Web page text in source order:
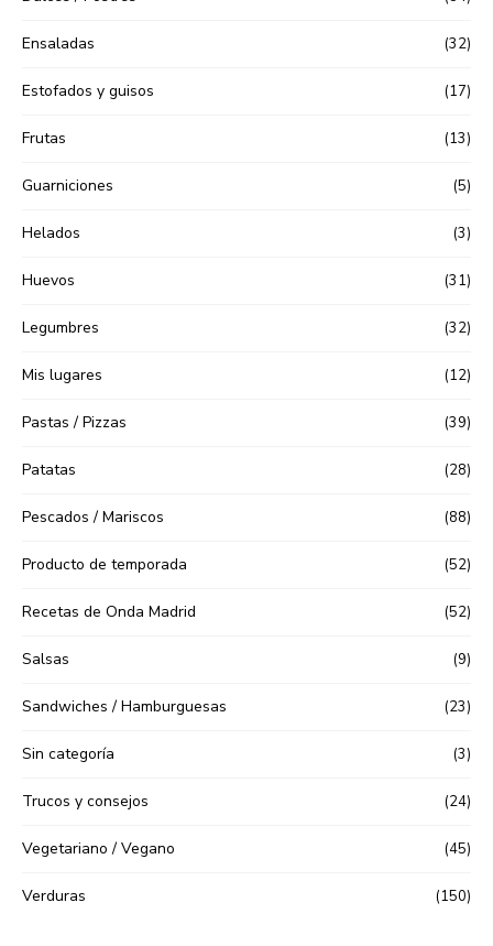
Ensaladas (32)
Estofados y guisos (17)
Frutas (13)
Guarniciones (5)
Helados (3)
Huevos (31)
Legumbres (32)
Mis lugares (12)
Pastas / Pizzas (39)
Patatas (28)
Pescados / Mariscos (88)
Producto de temporada (52)
Recetas de Onda Madrid (52)
Salsas (9)
Sandwiches / Hamburguesas (23)
Sin categoría (3)
Trucos y consejos (24)
Vegetariano / Vegano (45)
Verduras (150)